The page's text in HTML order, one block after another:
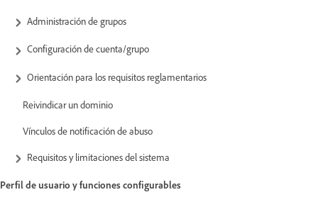
Administración de grupos
Configuración de cuenta/grupo
Orientación para los requisitos reglamentarios
Reivindicar un dominio
Vínculos de notificación de abuso
Requisitos y limitaciones del sistema
Perfil de usuario y funciones configurables